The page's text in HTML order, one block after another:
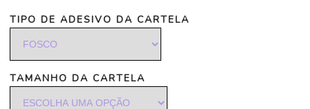
TIPO DE ADESIVO DA CARTELA
TAMANHO DA CARTELA